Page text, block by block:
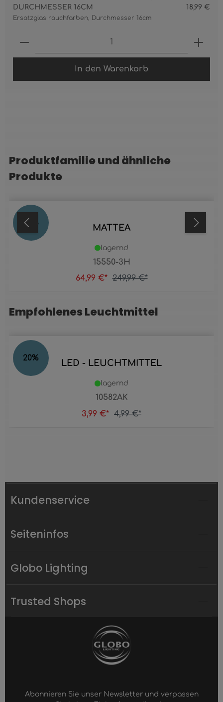
DURCHMESSER 16CM
Ersatzglas rauchfarben, Durchmesser 16cm
18,99 €
Produkt Anzahl: Gib den
In den Warenkorb
Produktgalerie überspringen
Produktfamilie und ähnliche
Produkte
74 % MATTEA
15550-3H
lagernd
64,99 €* 249,99 €*
Produktgalerie überspringen
Empfohlenes Leuchtmittel
20% LED - LEUCHTMITTEL
10582AK
lagernd
3,99 €* 4,99 €*
Kundenservice
Seiteninfos
Globo Lighting
Trusted Shops
Abonnieren Sie unser Newsletter und verpassen